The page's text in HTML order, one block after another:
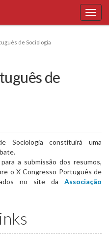
de Sociologia
de
Sociologia constituirá uma
a submissão dos resumos,
o X Congresso Português de
no site da Associação